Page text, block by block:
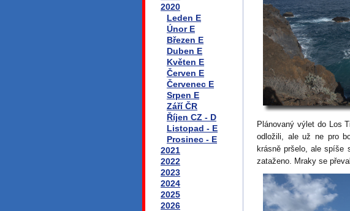
2020
Leden E
Únor E
Březen E
Duben E
Květen E
Červen E
Červenec E
Srpen E
Září ČR
Říjen CZ - D
Listopad - E
Prosinec - E
2021
2022
2023
2024
2025
2026
Plánovaný výlet do Los
odložili, ale už ne pro
krásně pršelo, ale spíše
zataženo. Mraky se